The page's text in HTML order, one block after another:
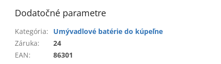
Dodatočné parametre
Kategória:
Umývadlové batérie do kúpeľne
Záruka:
24
EAN: 86301